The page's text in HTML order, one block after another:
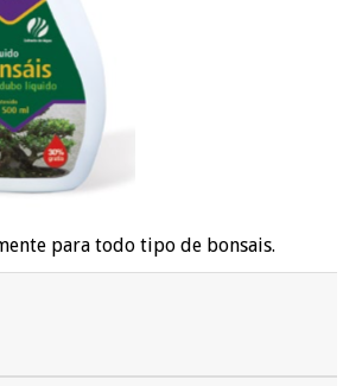
para todo tipo de bonsais.